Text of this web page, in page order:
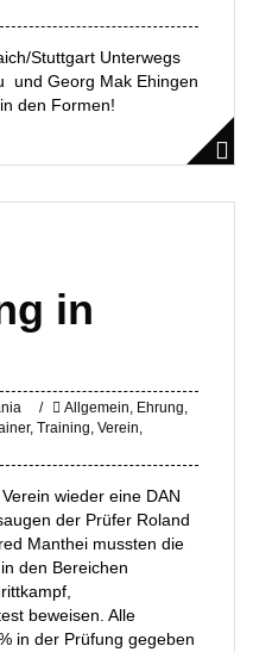
Stuttgart Unterwegs
und Georg Mak Ehingen
den Formen!
in
Allgemein, Ehrung,
, Training, Verein,
wieder eine DAN
der Prüfer Roland
Manthei mussten die
den Bereichen
beweisen. Alle
in der Prüfung gegeben